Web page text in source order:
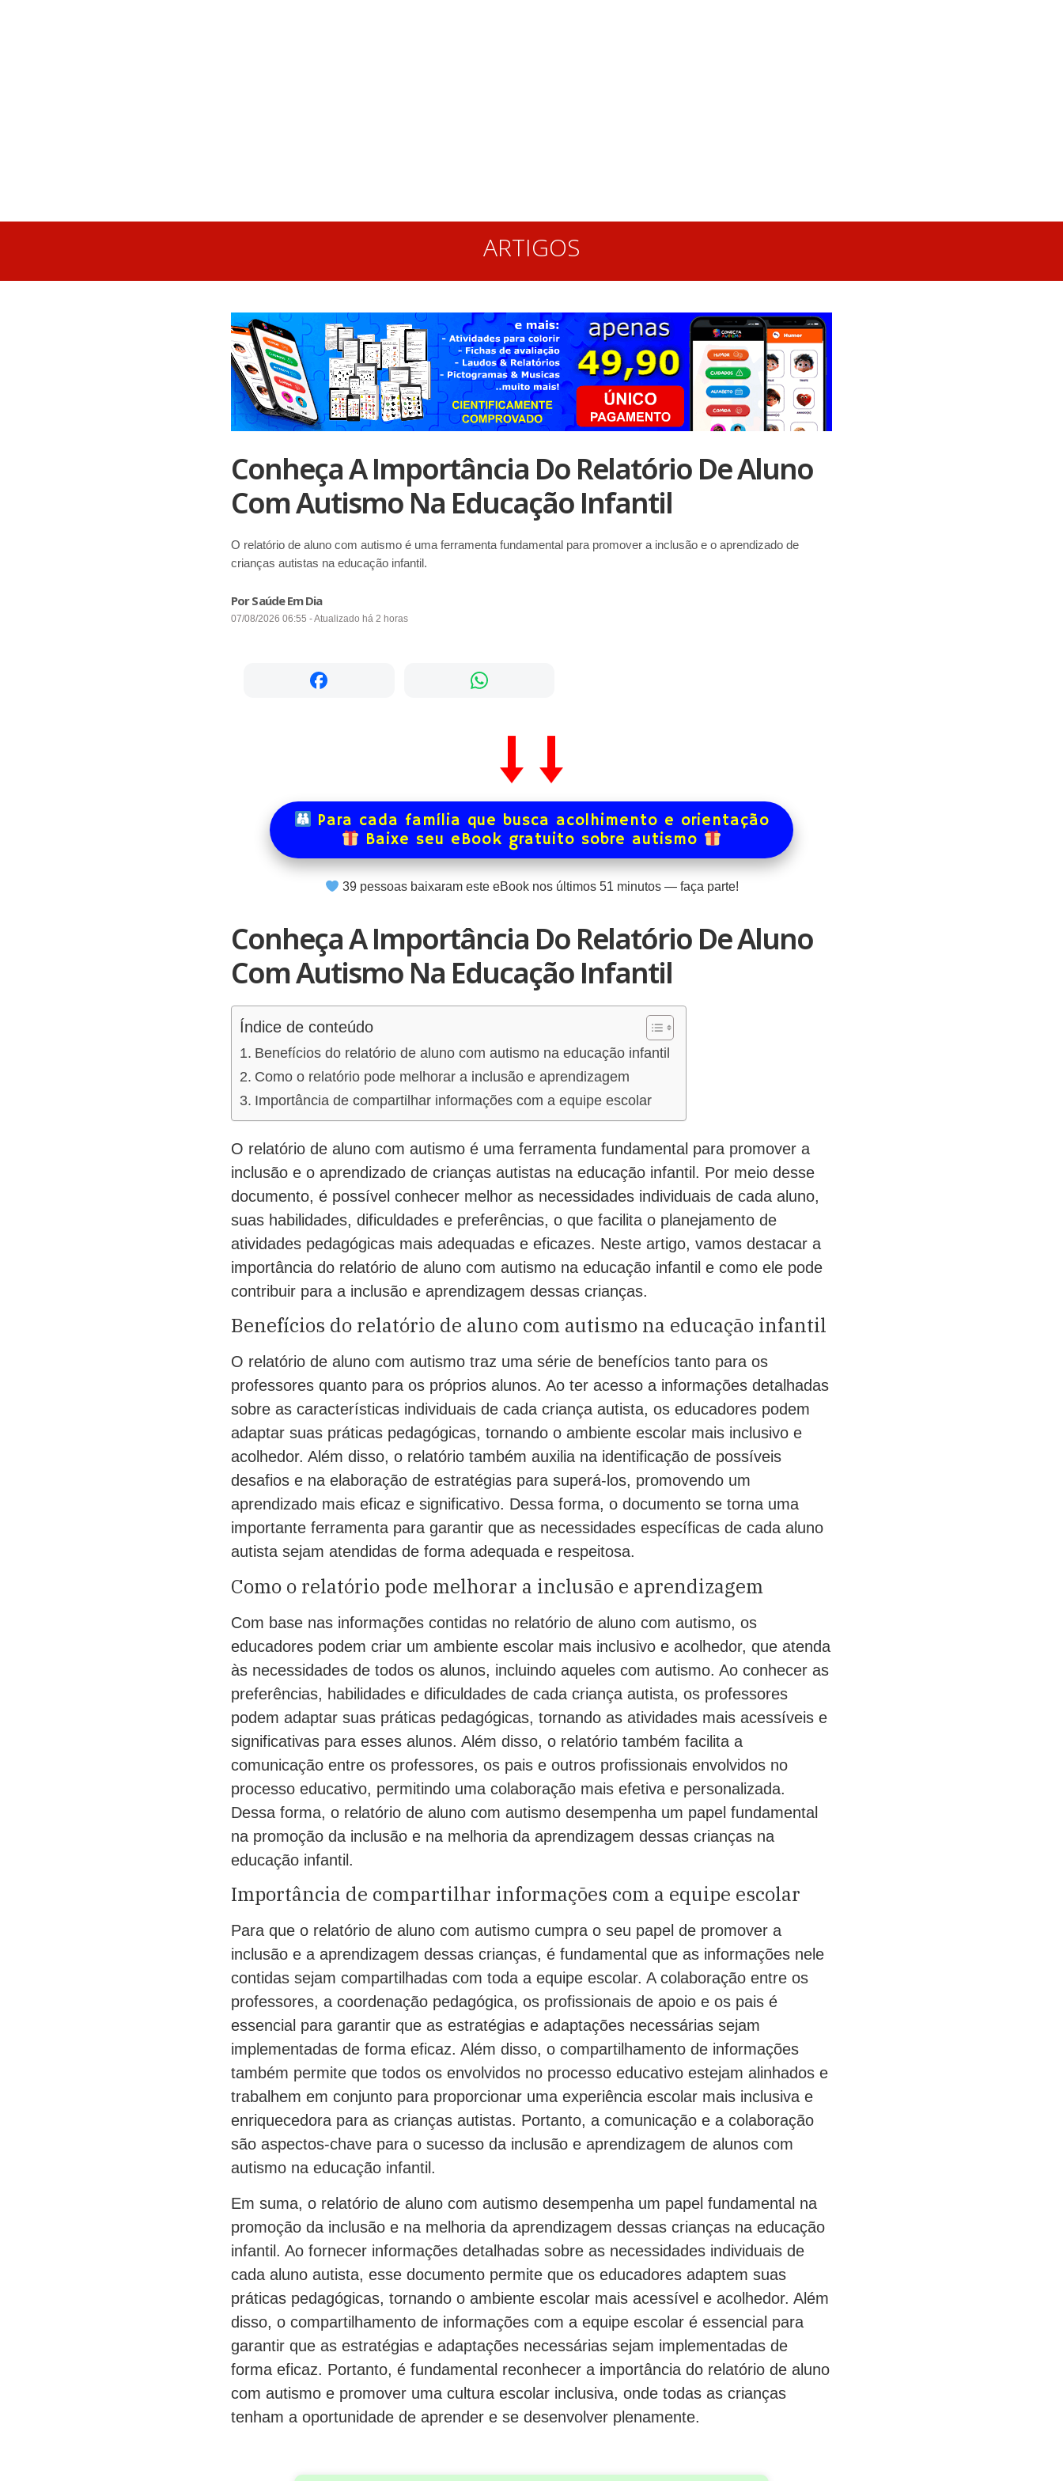
ARTIGOS
Conheça A Importância Do Relatório De Aluno
Com Autismo Na Educação Infantil
O relatório de aluno com autismo é uma ferramenta fundamental para promover a inclusão e o aprendizado de
crianças autistas na educação infantil.
Por Saúde Em Dia
07/08/2026 06:55 - Atualizado há 2 horas
Para cada família que busca acolhimento e orientação
Baixe seu eBook gratuito sobre autismo
39pessoas baixaram este eBook nos últimos 51 minutos — faça parte!
Conheça A Importância Do Relatório De Aluno
Com Autismo Na Educação Infantil
Índice de conteúdo
Benefícios do relatório de aluno com autismo na educação infantil
Como o relatório pode melhorar a inclusão e aprendizagem
Importância de compartilhar informações com a equipe escolar
O relatório de aluno com autismo é uma ferramenta fundamental para promover a
inclusão e o aprendizado de crianças autistas na educação infantil. Por meio desse
documento, é possível conhecer melhor as necessidades individuais de cada aluno,
suas habilidades, dificuldades e preferências, o que facilita o planejamento de
atividades pedagógicas mais adequadas e eficazes. Neste artigo, vamos destacar a
importância do relatório de aluno com autismo na educação infantil e como ele pode
contribuir para a inclusão e aprendizagem dessas crianças.
Benefícios do relatório de aluno com autismo na educação infantil
O relatório de aluno com autismo traz uma série de benefícios tanto para os
professores quanto para os próprios alunos. Ao ter acesso a informações detalhadas
sobre as características individuais de cada criança autista, os educadores podem
adaptar suas práticas pedagógicas, tornando o ambiente escolar mais inclusivo e
acolhedor. Além disso, o relatório também auxilia na identificação de possíveis
desafios e na elaboração de estratégias para superá-los, promovendo um
aprendizado mais eficaz e significativo. Dessa forma, o documento se torna uma
importante ferramenta para garantir que as necessidades específicas de cada aluno
autista sejam atendidas de forma adequada e respeitosa.
Como o relatório pode melhorar a inclusão e aprendizagem
Com base nas informações contidas no relatório de aluno com autismo, os
educadores podem criar um ambiente escolar mais inclusivo e acolhedor, que atenda
às necessidades de todos os alunos, incluindo aqueles com autismo. Ao conhecer as
preferências, habilidades e dificuldades de cada criança autista, os professores
podem adaptar suas práticas pedagógicas, tornando as atividades mais acessíveis e
significativas para esses alunos. Além disso, o relatório também facilita a
comunicação entre os professores, os pais e outros profissionais envolvidos no
processo educativo, permitindo uma colaboração mais efetiva e personalizada.
Dessa forma, o relatório de aluno com autismo desempenha um papel fundamental
na promoção da inclusão e na melhoria da aprendizagem dessas crianças na
educação infantil.
Importância de compartilhar informações com a equipe escolar
Para que o relatório de aluno com autismo cumpra o seu papel de promover a
inclusão e a aprendizagem dessas crianças, é fundamental que as informações nele
contidas sejam compartilhadas com toda a equipe escolar. A colaboração entre os
professores, a coordenação pedagógica, os profissionais de apoio e os pais é
essencial para garantir que as estratégias e adaptações necessárias sejam
implementadas de forma eficaz. Além disso, o compartilhamento de informações
também permite que todos os envolvidos no processo educativo estejam alinhados e
trabalhem em conjunto para proporcionar uma experiência escolar mais inclusiva e
enriquecedora para as crianças autistas. Portanto, a comunicação e a colaboração
são aspectos-chave para o sucesso da inclusão e aprendizagem de alunos com
autismo na educação infantil.
Em suma, o relatório de aluno com autismo desempenha um papel fundamental na
promoção da inclusão e na melhoria da aprendizagem dessas crianças na educação
infantil. Ao fornecer informações detalhadas sobre as necessidades individuais de
cada aluno autista, esse documento permite que os educadores adaptem suas
práticas pedagógicas, tornando o ambiente escolar mais acessível e acolhedor. Além
disso, o compartilhamento de informações com a equipe escolar é essencial para
garantir que as estratégias e adaptações necessárias sejam implementadas de
forma eficaz. Portanto, é fundamental reconhecer a importância do relatório de aluno
com autismo e promover uma cultura escolar inclusiva, onde todas as crianças
tenham a oportunidade de aprender e se desenvolver plenamente.